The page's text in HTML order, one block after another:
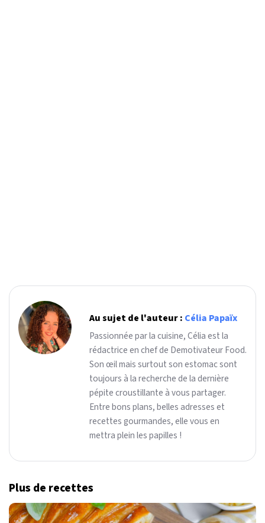
Au sujet de l'auteur : Célia Papaïx
Passionnée par la cuisine, Célia est la
rédactrice en chef de Demotivateur Food.
Son œil mais surtout son estomac sont
toujours à la recherche de la dernière
pépite croustillante à vous partager.
Entre bons plans, belles adresses et
recettes gourmandes, elle vous en
mettra plein les papilles !
Plus de recettes